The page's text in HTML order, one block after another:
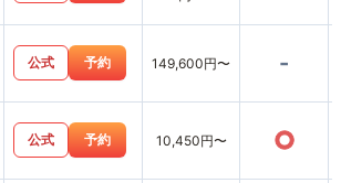
公式 予約 149,600円〜 -
公式 予約 10,450円〜 ○